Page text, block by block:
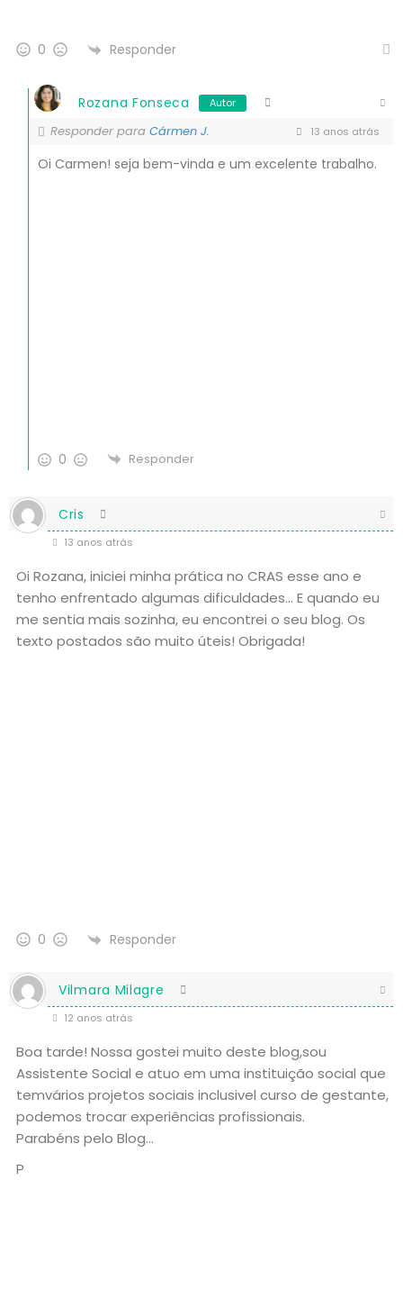
0 Responder
Rozana Fonseca Autor
Responder para Cármen J. 13 anos atrás
Oi Carmen! seja bem-vinda e um excelente trabalho.
0 Responder
Cris
13 anos atrás
Oi Rozana, iniciei minha prática no CRAS esse ano e
tenho enfrentado algumas dificuldades… E quando eu
me sentia mais sozinha, eu encontrei o seu blog. Os
texto postados são muito úteis! Obrigada!
0 Responder
Vilmara Milagre
12 anos atrás
Boa tarde! Nossa gostei muito deste blog,sou
Assistente Social e atuo em uma instituição social que
temvários projetos sociais inclusivel curso de gestante,
podemos trocar experiências profissionais.
Parabéns pelo Blog…
P